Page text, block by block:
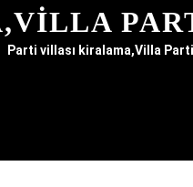
Parti villası kiralama,Villa